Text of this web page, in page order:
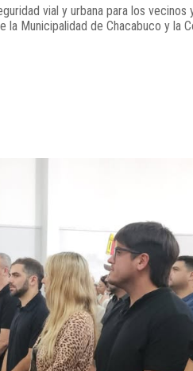
vial y urbana para los vecinos
Municipalidad de Chacabuco y la